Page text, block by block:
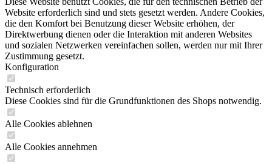
Website erforderlich sind und stets gesetzt werden. Andere Cookies,
die den Komfort bei Benutzung dieser Website erhöhen, der
Direktwerbung dienen oder die Interaktion mit anderen Websites
und sozialen Netzwerken vereinfachen sollen, werden nur mit Ihrer
Zustimmung gesetzt.
Konfiguration
Technisch erforderlich
Diese Cookies sind für die Grundfunktionen des Shops notwendig.
Alle Cookies ablehnen
Alle Cookies annehmen